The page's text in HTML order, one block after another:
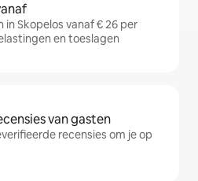
Skopelos vanaf € 26 per
en toeslagen
van gasten
recensies om je op